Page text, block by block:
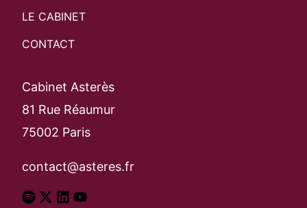
LE CABINET
CONTACT
Cabinet Asterès
81 Rue Réaumur
75002 Paris
contact@asteres.fr